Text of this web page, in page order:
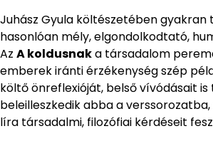
Juhász Gyula költészetében gyakran
hasonlóan mély, elgondolkodtató,
Az A koldusnaka társadalom
emberek iránti érzékenység szép
költő önreflexióját, belső vívódásait is
beleilleszkedik abba a
líra társadalmi, filozófiai kérdéseit